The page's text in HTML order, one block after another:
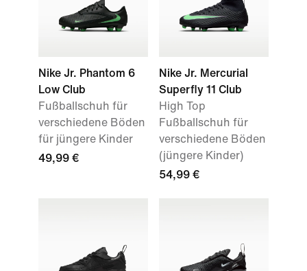
Nike Jr. Phantom 6
Low Club
Fußballschuh für
verschiedene Böden
für jüngere Kinder
49,99 €
Nike Jr. Mercurial
Superfly 11 Club
High Top
Fußballschuh für
verschiedene Böden
(jüngere Kinder)
54,99 €